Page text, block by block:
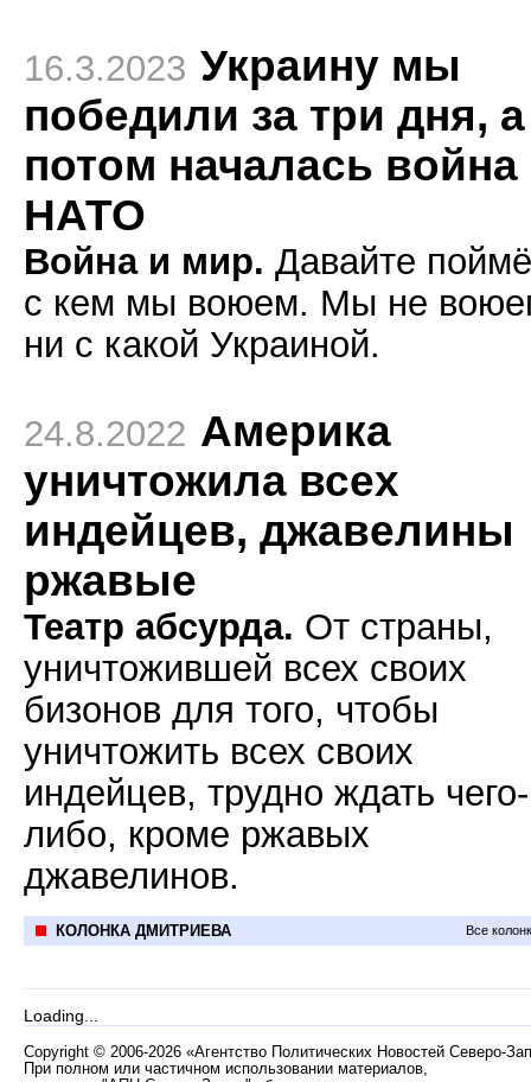
16.3.2023 Украину мы
победили за три дня, а
потом началась война
НАТО
Война и мир. Давайте
с кем мы воюем. Мы не
ни с какой Украиной.
24.8.2022 Америка
уничтожила всех
индейцев, джавелины
ржавые
Театр абсурда. От страны,
уничтожившей всех своих
бизонов для того, чтобы
уничтожить всех своих
индейцев, трудно ждать чего-
либо, кроме ржавых
джавелинов.
КОЛОНКА ДМИТРИЕВА Все
Loading...
Copyright © 2006-2026 «Агентство Политических Новостей Северо-
При полном или частичном использовании материалов,